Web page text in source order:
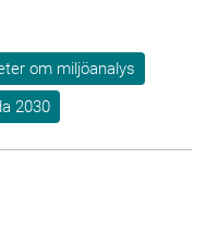
om miljöanalys
2030